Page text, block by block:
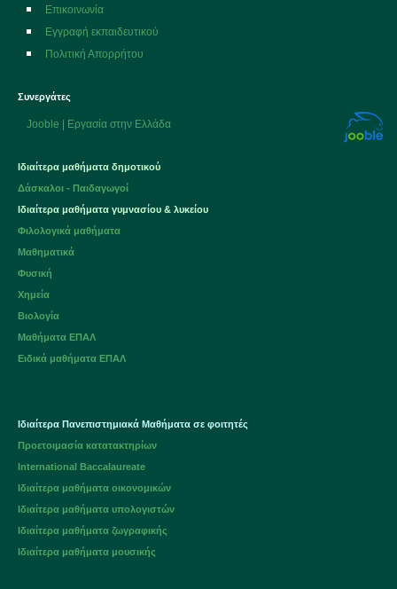
Επικοινωνία
Εγγραφή εκπαιδευτικού
Πολιτική Απορρήτου
Συνεργάτες
Jooble | Εργασία στην Ελλάδα
Ιδιαίτερα μαθήματα δημοτικού
Δάσκαλοι - Παιδαγωγοί
Ιδιαίτερα μαθήματα γυμνασίου & λυκείου
Φιλολογικά μαθήματα
Μαθηματικά
Φυσική
Χημεία
Βιολογία
Μαθήματα ΕΠΑΛ
Ειδικά μαθήματα ΕΠΑΛ
Ιδιαίτερα Πανεπιστημιακά Μαθήματα σε φοιτητές
Προετοιμασία κατατακτηρίων
International Baccalaureate
Ιδιαίτερα μαθήματα οικονομικών
Ιδιαίτερα μαθήματα υπολογιστών
Ιδιαίτερα μαθήματα ζωγραφικής
Ιδιαίτερα μαθήματα μουσικής